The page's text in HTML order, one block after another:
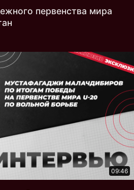
первенства мира
09:46